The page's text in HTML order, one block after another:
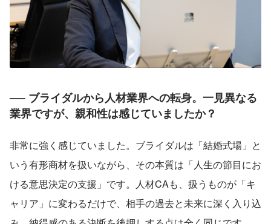
── ブライダルから人材業界への転身。一見異なる
業界ですが、親和性は感じていましたか？
非常に強く感じていました。ブライダルは「結婚式場」と
いう有形商材を扱いながら、その本質は「人生の節目にお
ける意思決定の支援」です。人材CAも、扱うものが「キ
ャリア」に変わるだけで、相手の過去と未来に深く入り込